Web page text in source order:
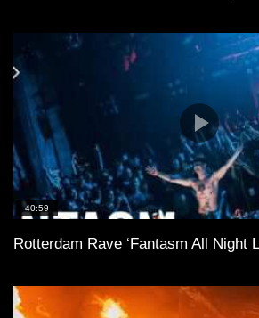
40:59
Rotterdam Rave ‘Fantasm All Night